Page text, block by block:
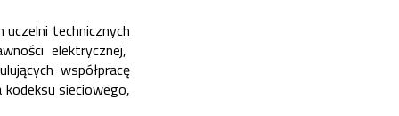
uczelni technicznych
elektrycznej,
współpracę
sieciowego,